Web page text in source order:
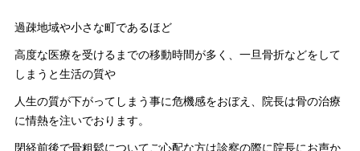
過疎地域や小さな町であるほど
高度な医療を受けるまでの移動時間が多く、一旦骨折などをして
しまうと生活の質や
人生の質が下がってしまう事に危機感をおぼえ、院長は骨の治療
に情熱を注いでおります。
閉経前後で骨粗鬆についてご心配な方は診察の際に院長にお声か